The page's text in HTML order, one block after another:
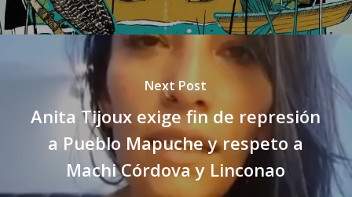
Next Post
Anita Tijoux exige fin de represión
a Pueblo Mapuche y respeto a
Machi Córdova y Linconao